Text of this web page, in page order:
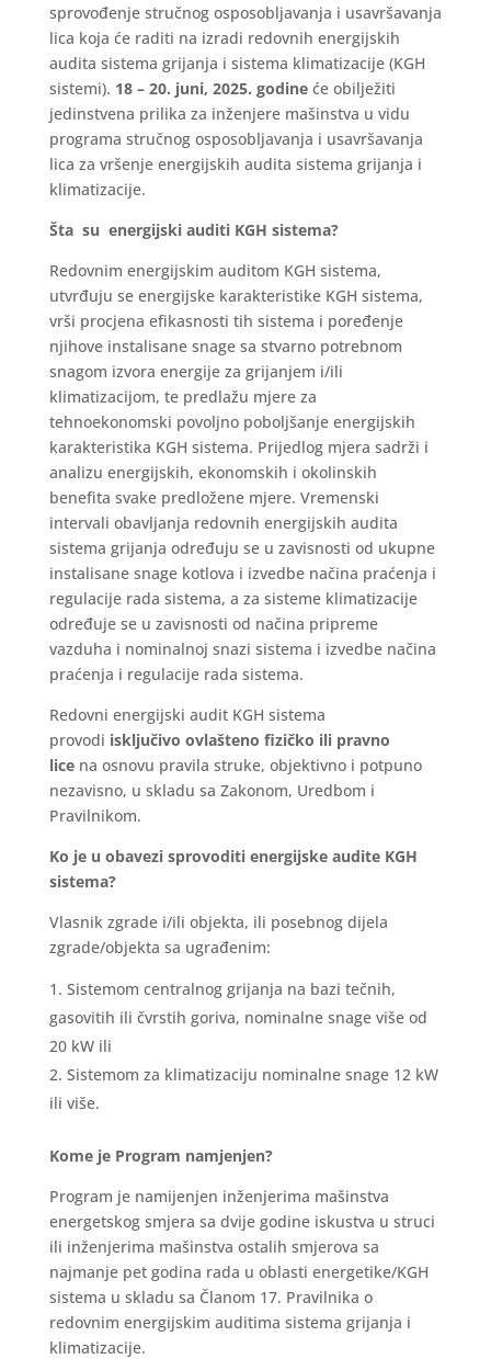
sprovođenje stručnog osposobljavanja i usavršavanja
lica koja će raditi na izradi redovnih energijskih
audita sistema grijanja i sistema klimatizacije (KGH
sistemi). 18 – 20. juni, 2025. godine će obilježiti
jedinstvena prilika za inženjere mašinstva u vidu
programa stručnog osposobljavanja i usavršavanja
lica za vršenje energijskih audita sistema grijanja i
klimatizacije.
Šta su energijski auditi KGH sistema?
Redovnim energijskim auditom KGH sistema,
utvrđuju se energijske karakteristike KGH sistema,
vrši procjena efikasnosti tih sistema i poređenje
njihove instalisane snage sa stvarno potrebnom
snagom izvora energije za grijanjem i/ili
klimatizacijom, te predlažu mjere za
tehnoekonomski povoljno poboljšanje energijskih
karakteristika KGH sistema. Prijedlog mjera sadrži i
analizu energijskih, ekonomskih i okolinskih
benefita svake predložene mjere. Vremenski
intervali obavljanja redovnih energijskih audita
sistema grijanja određuju se u zavisnosti od ukupne
instalisane snage kotlova i izvedbe načina praćenja i
regulacije rada sistema, a za sisteme klimatizacije
određuje se u zavisnosti od načina pripreme
vazduha i nominalnoj snazi sistema i izvedbe načina
praćenja i regulacije rada sistema.
Redovni energijski audit KGH sistema
provodi isključivo ovlašteno fizičko ili pravno
lice na osnovu pravila struke, objektivno i potpuno
nezavisno, u skladu sa Zakonom, Uredbom i
Pravilnikom.
Ko je u obavezi sprovoditi energijske audite KGH
sistema?
Vlasnik zgrade i/ili objekta, ili posebnog dijela
zgrade/objekta sa ugrađenim:
Sistemom centralnog grijanja na bazi tečnih,
gasovitih ili čvrstih goriva, nominalne snage više od
20 kW ili
Sistemom za klimatizaciju nominalne snage 12 kW
ili više.
Kome je Program namjenjen?
Program je namijenjen inženjerima mašinstva
energetskog smjera sa dvije godine iskustva u struci
ili inženjerima mašinstva ostalih smjerova sa
najmanje pet godina rada u oblasti energetike/KGH
sistema u skladu sa Članom 17. Pravilnika o
redovnim energijskim auditima sistema grijanja i
klimatizacije.